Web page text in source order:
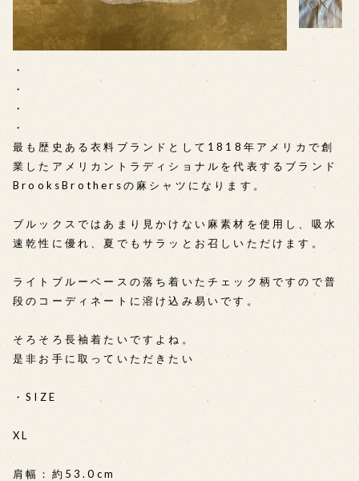
・
・
・
・
最も歴史ある衣料ブランドとして1818年アメリカで創
業したアメリカントラディショナルを代表するブランド
BrooksBrothersの麻シャツになります。
ブルックスではあまり見かけない麻素材を使用し、吸水
速乾性に優れ、夏でもサラッとお召しいただけます。
ライトブルーベースの落ち着いたチェック柄ですので普
段のコーディネートに溶け込み易いです。
そろそろ長袖着たいですよね。
是非お手に取っていただきたい
・SIZE
XL
肩幅：約53.0cm